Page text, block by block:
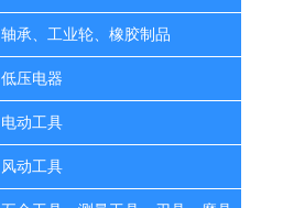
轴承、工业轮、橡胶制品
低压电器
电动工具
风动工具